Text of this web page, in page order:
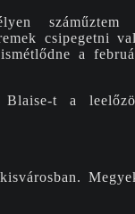
száműztem
csipegetni
a
t a